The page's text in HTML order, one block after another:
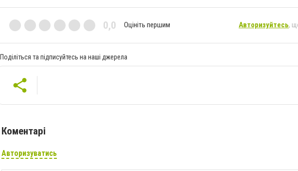
0,0 Оцініть першим Авторизуйтесь,
Поділіться та підписуйтесь на наші джерела
Коментарі
Авторизуватись